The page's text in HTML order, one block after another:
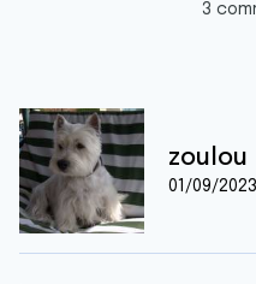
3
zoulou
01/09/